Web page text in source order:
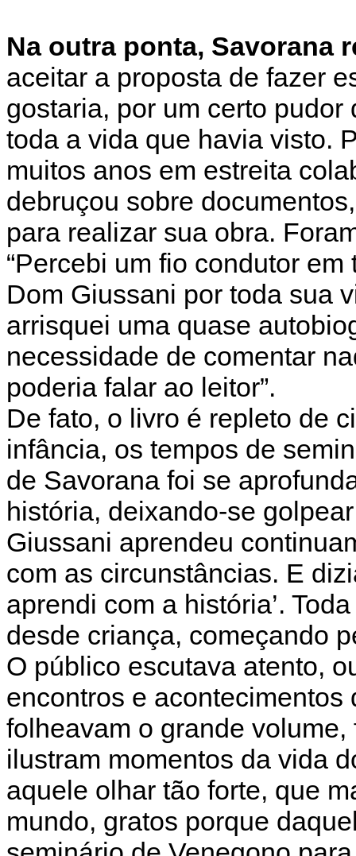
Na outra ponta, Savorana
aceitar a proposta de fazer
gostaria, por um certo
toda a vida que havia visto.
muitos anos em estreita
debruçou sobre
para realizar sua obra.
“Percebi um fio condutor
Dom Giussani por toda sua
arrisquei uma quase
necessidade de comentar
poderia falar ao leitor”.
De fato, o livro é repleto de
infância, os tempos de
de Savorana foi se
história, deixando-se
Giussani aprendeu
com as circunstâncias. E
aprendi com a história’.
desde criança, começando
O público escutava atento,
encontros e
folheavam o grande
ilustram momentos da vida
aquele olhar tão forte, que
mundo, gratos porque